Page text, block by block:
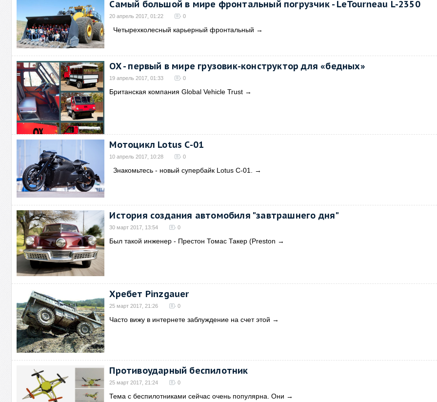
Самый большой в мире фронтальный погрузчик - LeTourneau L-2350
20 апрель 2017, 01:22 0
Четырехколесный карьерный фронтальный →
OX - первый в мире грузовик-конструктор для «бедных»
19 апрель 2017, 01:33 0
Британская компания Global Vehicle Trust →
Мотоцикл Lotus C-01
10 апрель 2017, 10:28 0
Знакомьтесь - новый супербайк Lotus C-01. →
История создания автомобиля "завтрашнего дня"
30 март 2017, 13:54 0
Был такой инженер - Престон Томас Такер (Preston →
Хребет Pinzgauer
25 март 2017, 21:26 0
Часто вижу в интернете заблуждение на счет этой →
Противоударный беспилотник
25 март 2017, 21:24 0
Тема с беспилотниками сейчас очень популярна. Они →